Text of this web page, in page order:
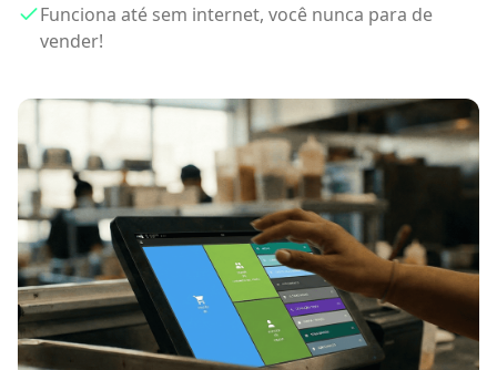
Funciona até sem internet, você nunca para de
vender!